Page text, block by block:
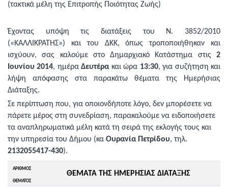
(τακτικά μέλη της Επιτροπής Ποιότητας Ζωής)
Έχοντας υπόψη τις διατάξεις του Ν. 3852/2010
(«ΚΑΛΛΙΚΡΑΤΗΣ») και του ΔΚΚ, όπως τροποποιήθηκαν και
ισχύουν, σας καλούμε στο Δημαρχιακό Κατάστημα στις 2
Ιουνίου 2014, ημέραΔευτέρα και ώρα 13:30, για συζήτηση και
λήψη απόφασης στα παρακάτω θέματα της Ημερήσιας
Διάταξης.
Σε περίπτωση που, για οποιονδήποτε λόγο, δεν μπορέσετε να
πάρετε μέρος στη συνεδρίαση, παρακαλούμε να ειδοποιήσετε
τα αναπληρωματικά μέλη κατά τη σειρά της εκλογής τους και
την υπηρεσία του Δήμου (κα Ουρανία Πετρίδου, τηλ.
2132055417-430).
ΑΡΙΘΜΟΣ
ΘΕΜΑΤΟΣ
ΘΕΜΑΤΑ ΤΗΣ ΗΜΕΡΗΣΙΑΣ ΔΙΑΤΑΞΗΣ